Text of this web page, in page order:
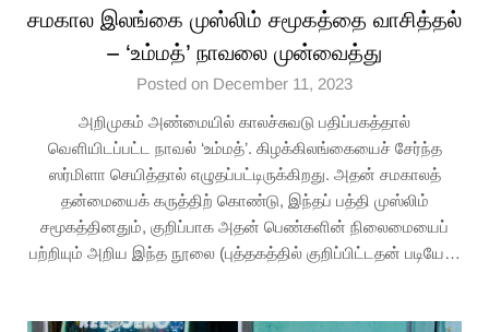
சமகால இலங்கை முஸ்லிம் சமூகத்தை வாசித்தல்
– ‘உம்மத்’ நாவலை முன்வைத்து
Posted on December 11, 2023
அறிமுகம் அண்மையில் காலச்சுவடு பதிப்பகத்தால்
வெளியிடப்பட்ட நாவல் ‘உம்மத்’. கிழக்கிலங்கையைச் சேர்ந்த
ஸர்மிளா செயித்தால் எழுதப்பட்டிருக்கிறது. அதன் சமகாலத்
தன்மையைக் கருத்திற் கொண்டு, இந்தப் பத்தி முஸ்லிம்
சமூகத்தினதும், குறிப்பாக அதன் பெண்களின் நிலைமையைப்
பற்றியும் அறிய இந்த நூலை (புத்தகத்தில் குறிப்பிட்டதன் படியே…